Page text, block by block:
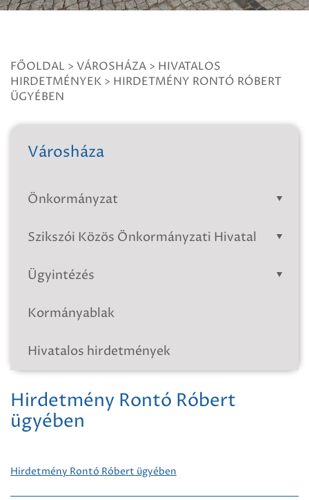
FŐOLDAL > VÁROSHÁZA > HIVATALOS
HIRDETMÉNYEK > HIRDETMÉNY RONTÓ RÓBERT
ÜGYÉBEN
Városháza
Önkormányzat
Szikszói Közös Önkormányzati Hivatal
Ügyintézés
Kormányablak
Hivatalos hirdetmények
Hirdetmény Rontó Róbert
ügyében
Hirdetmény Rontó Róbert ügyében